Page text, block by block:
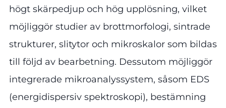
högt skärpedjup och hög upplösning, vilket
möjliggör studier av brottmorfologi, sintrade
strukturer, slitytor och mikroskalor som bildas
till följd av bearbetning. Dessutom möjliggör
integrerade mikroanalyssystem, såsom EDS
(energidispersiv spektroskopi), bestämning